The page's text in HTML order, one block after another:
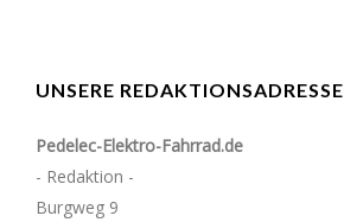
UNSERE REDAKTIONSADRESSE
Pedelec-Elektro-Fahrrad.de
- Redaktion -
Burgweg 9